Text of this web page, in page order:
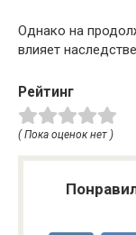
Однако на
влияет
Рейтинг
( Пока оценок нет )